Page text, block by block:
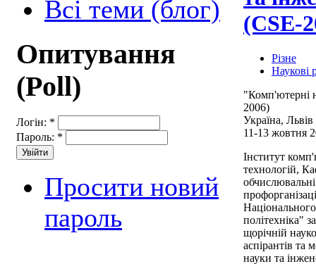
Всі теми (блог)
Опитування
(Poll)
Логін: *
Пароль: *
Просити новий
пароль
(CSE-
Різне
Наукові
"Комп'ютерні
2006)
Україна, Львів
11-13 жовтня
Інститут
технологій,
політехніка"
щорічній
аспірантів та
науки та